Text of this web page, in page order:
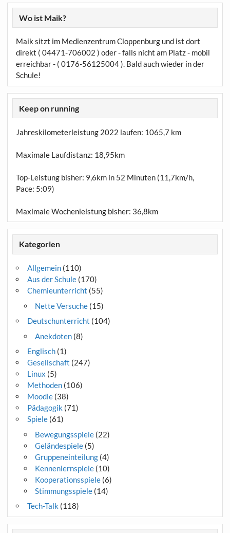
Wo ist Maik?
Maik sitzt im Medienzentrum Cloppenburg und ist dort
direkt ( 04471-706002 ) oder - falls nicht am Platz - mobil
erreichbar - ( 0176-56125004 ). Bald auch wieder in der
Schule!
Keep on running
Jahreskilometerleistung 2022 laufen: 1065,7 km
Maximale Laufdistanz: 18,95km
Top-Leistung bisher: 9,6km in 52 Minuten (11,7km/h,
Pace: 5:09)
Maximale Wochenleistung bisher: 36,8km
Kategorien
Allgemein(110)
Aus der Schule(170)
Chemieunterricht (55)
Nette Versuche(15)
Deutschunterricht (104)
Anekdoten(8)
Englisch(1)
Gesellschaft (247)
Linux (5)
Methoden(106)
Moodle(38)
Pädagogik (71)
Spiele(61)
Bewegungsspiele(22)
Geländespiele(5)
Gruppeneinteilung(4)
Kennenlernspiele(10)
Kooperationsspiele(6)
Stimmungsspiele(14)
Tech-Talk (118)